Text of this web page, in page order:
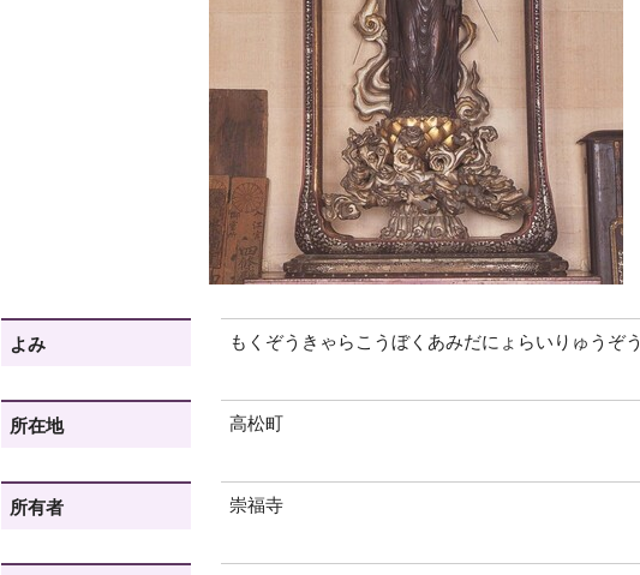
よみ もくぞうきゃらこうぼくあみだにょらいりゅうぞう
所在地 高松町
所有者 崇福寺